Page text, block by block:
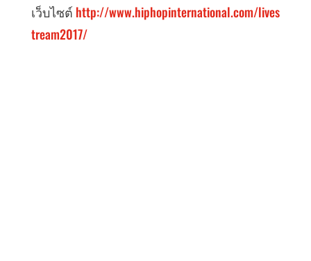
เว็บไซต์http://www.hiphopinternational.com/lives
tream2017/